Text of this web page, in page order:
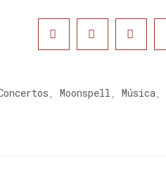
, Moonspell , Música,